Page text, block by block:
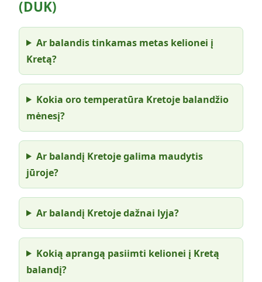
(DUK)
Ar balandis tinkamas metas kelionei į
Kretą?
Kokia oro temperatūra Kretoje balandžio
mėnesį?
Ar balandį Kretoje galima maudytis
jūroje?
Ar balandį Kretoje dažnai lyja?
Kokią aprangą pasiimti kelionei į Kretą
balandį?